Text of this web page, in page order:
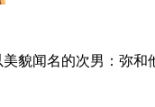
貌闻名的次男：弥和